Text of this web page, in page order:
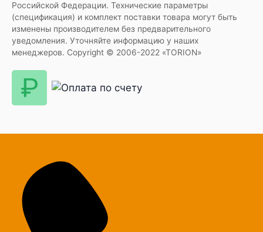
Российской Федерации. Технические параметры
(спецификация) и комплект поставки товара могут быть
изменены производителем без предварительного
уведомления. Уточняйте информацию у наших
менеджеров. Copyright © 2006-2022 «TORION»